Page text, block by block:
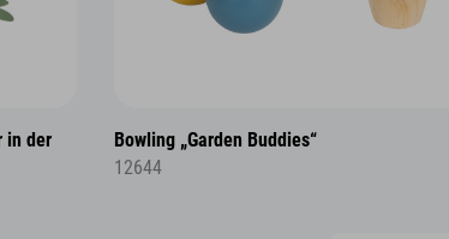
in der
Bowling „Garden Buddies“
12644